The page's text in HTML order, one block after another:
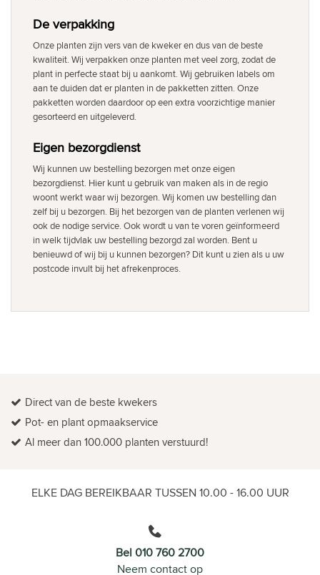
De verpakking
Onze planten zijn vers van de kweker en dus van de beste
kwaliteit. Wij verpakken onze planten met veel zorg, zodat de
plant in perfecte staat bij u aankomt. Wij gebruiken labels om
aan te duiden dat er planten in de pakketten zitten. Onze
pakketten worden daardoor op een extra voorzichtige manier
gesorteerd en uitgeleverd.
Eigen bezorgdienst
Wij kunnen uw bestelling bezorgen met onze eigen
bezorgdienst. Hier kunt u gebruik van maken als in de regio
woont werkt waar wij bezorgen. Wij komen uw bestelling dan
zelf bij u bezorgen. Bij het bezorgen van de planten verlenen wij
ook de nodige service. Ook wordt u van te voren geïnformeerd
in welk tijdvlak uw bestelling bezorgd zal worden. Bent u
benieuwd of wij bij u kunnen bezorgen? Dit kunt u zien als u uw
postcode invult bij het afrekenproces.
Direct van de beste kwekers
Pot- en plant opmaakservice
Al meer dan 100.000 planten verstuurd!
ELKE DAG BEREIKBAAR TUSSEN 10.00 - 16.00 UUR
Bel 010 760 2700
Neem contact op